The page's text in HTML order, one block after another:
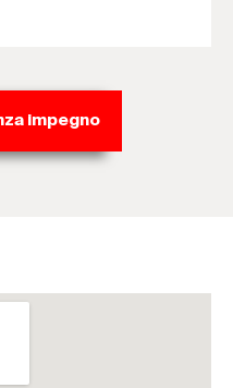
impegno